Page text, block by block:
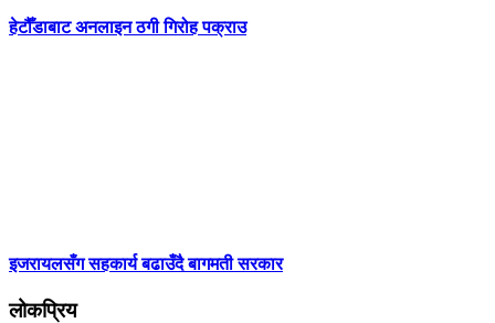
हेटौँडाबाट अनलाइन ठगी गिरोह पक्राउ
इजरायलसँग सहकार्य बढाउँदै बागमती सरकार
लोकप्रिय